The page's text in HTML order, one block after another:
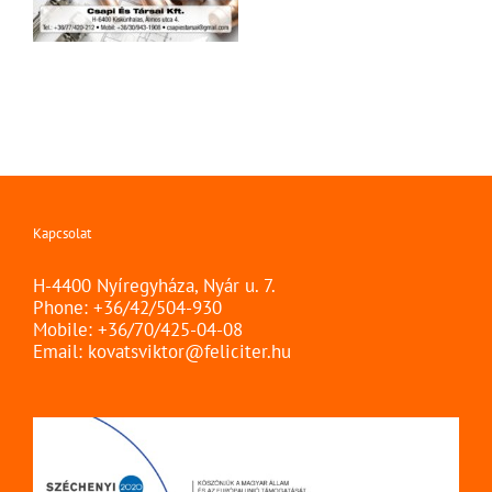
Kapcsolat
H-4400 Nyíregyháza, Nyár u. 7.
Phone: +36/42/504-930
Mobile: +36/70/425-04-08
Email: kovatsviktor@feliciter.hu